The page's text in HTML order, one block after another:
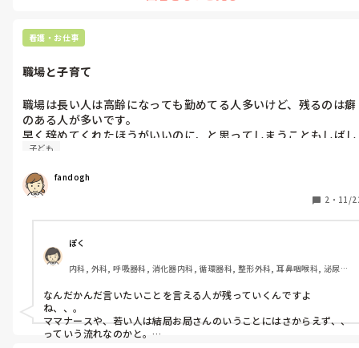
看護・お仕事
職場と子育て
職場は長い人は高齢になっても勤めてる人多いけど、残るのは癖
のある人が多いです。
早く辞めてくれたほうがいいのに、と思ってしまうこともしばし
ばで疲れます。
も疲れます。
結局ゆったり働ける場所なんてないですしね。ら
子ども
fandogh
2 ・ 11/
ぽく
内科, 外科, 呼吸器科, 消化器内科, 循環器科, 整形外科, 耳鼻咽喉科, 泌尿器
科, 慢性期
なんだかんだ言いたいことを言える人が残っていくんですよ
ね、、。
ママナースや、若い人は結局お局さんのいうことにはさからえず、、
っていう流れなのかと。